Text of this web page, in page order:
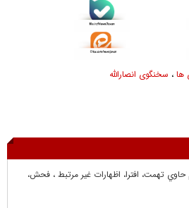
ها ، سخنگوی انصارالله
حاوي تهمت، افترا، اظهارات غير مرتبط ، فحش،